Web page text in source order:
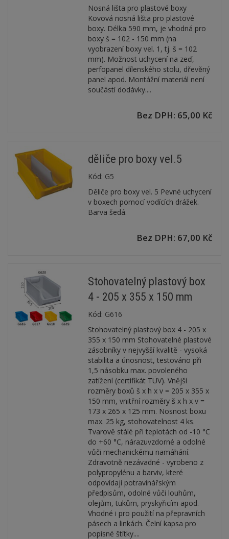
Nosná lišta pro plastové boxy
Kovová nosná lišta pro plastové
boxy. Délka 590 mm, je vhodná pro
boxy š = 102 - 150 mm (na
vyobrazení boxy vel. 1, tj. š = 102
mm). Možnost uchycení na zeď,
perfopanel dílenského stolu, dřevěný
panel apod. Montážní materiál není
součástí dodávky....
Bez DPH: 65,00 Kč
děliče pro boxy vel.5
Kód: G5
Děliče pro boxy vel. 5 Pevné uchycení
v boxech pomocí vodících drážek.
Barva šedá.
Bez DPH: 67,00 Kč
Stohovatelný plastový box
4 - 205 x 355 x 150 mm
Kód: G616
Stohovatelný plastový box 4 - 205 x
355 x 150 mm Stohovatelné plastové
zásobníky v nejvyšší kvalitě - vysoká
stabilita a únosnost, testováno při
1,5 násobku max. povoleného
zatížení (certifikát TÜV). Vnější
rozměry boxů š x h x v = 205 x 355 x
150 mm, vnitřní rozměry š x h x v =
173 x 265 x 125 mm. Nosnost boxu
max. 25 kg, stohovatelnost 4 ks.
Tvarově stálé při teplotách od -10 °C
do +60 °C, nárazuvzdorné a odolné
vůči mechanickému namáhání.
Zdravotně nezávadné - vyrobeno z
polypropylénu a barviv, které
odpovídají potravinářským
předpisům, odolné vůči louhům,
olejům, tukům, pryskyřicím apod.
Vhodné i pro použití na přepravních
pásech a linkách. Čelní kapsa pro
popisné štítky....